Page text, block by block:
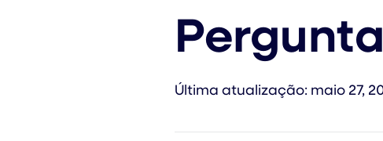
Última atualização: maio 27,